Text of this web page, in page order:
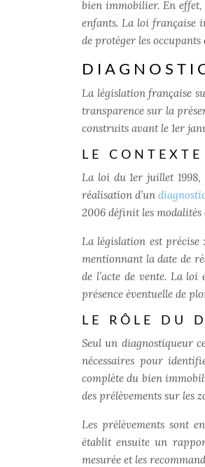
bien immobilier. En
enfants. La loi française
de protéger les
La législation française
transparence sur la
construits avant le 1er
LE
La loi du 1er juillet
réalisation d’un
2006 définit les
La législation est
mentionnant la date de
de l’acte de vente. La
présence éventuelle de
LE RÔLE DU
Seul un diagnostiqueur
nécessaires pour
complète du bien
des prélèvements sur les
Les prélèvements sont
établit ensuite un
mesurée et les